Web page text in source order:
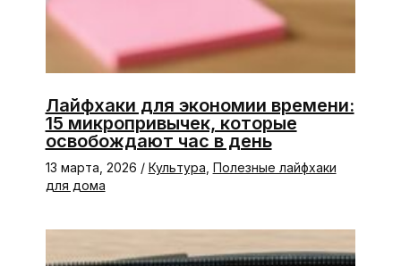
Лайфхаки для экономии времени:
15 микропривычек, которые
освобождают час в день
13 марта, 2026 / Культура Полезные лайфхаки
для дома